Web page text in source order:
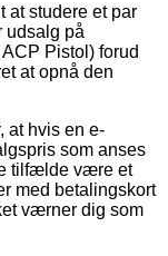
at studere et par
udsalg på
Pistol) forud
at opnå den
at hvis en e-
som anses
tilfælde være et
med betalingskort
værner dig som